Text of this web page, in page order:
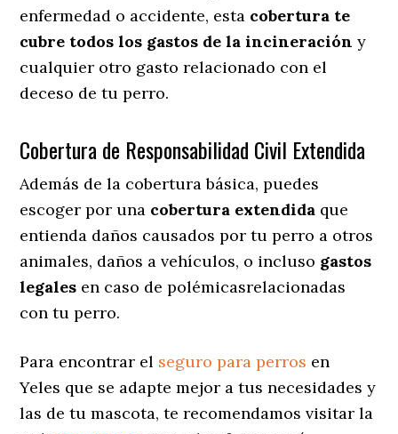
enfermedad o accidente, esta cobertura te
cubre todos los gastos de la incineración y
cualquier otro gasto relacionado con el
deceso de tu perro.
Cobertura de Responsabilidad Civil Extendida
Además de la cobertura básica, puedes
escoger por una cobertura extendida que
entienda daños causados por tu perro a otros
animales, daños a vehículos, o incluso gastos
legales en caso de polémicasrelacionadas
con tu perro.
Para encontrar el seguro para perros en
Yeles que se adapte mejor a tus necesidades y
las de tu mascota, te recomendamos visitar la